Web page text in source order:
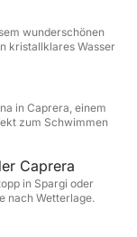
Inseln
wunderschönen
kristallklares Wasser
in Caprera, einem
zum Schwimmen
Caprera
in Spargi oder
nach Wetterlage.